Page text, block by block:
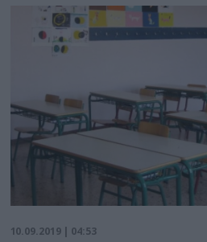
τουλάχιστον προκύπτει από
Ανδριανού Γκουρμπάτση,
αποστρατεία του
αναφέρει επίσης ότι από την
10.09.2019 | 04:53